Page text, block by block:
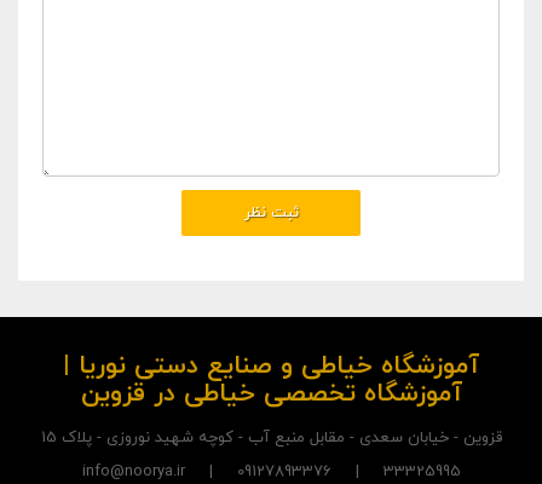
آموزشگاه خیاطی و صنایع دستی نوریا |
آموزشگاه تخصصی خیاطی در قزوین
قزوین - خیابان سعدی - مقابل منبع آب - کوچه شهید نوروزی - پلاک 15
33325995 | 09127893376 | info@noorya.ir